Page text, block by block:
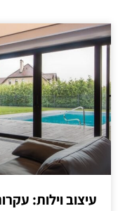
עיצוב וילות: